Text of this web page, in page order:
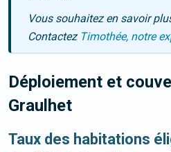
Vous souhaitez en savoir
Contactez Timothée, notre
Déploiement et
Graulhet
Taux des habitations